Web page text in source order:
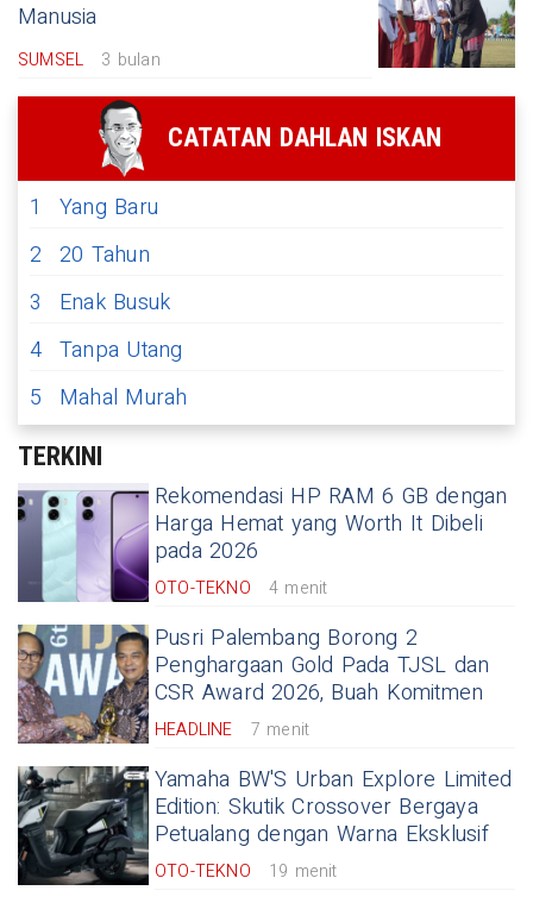
Manusia
SUMSEL 3 bulan
CATATAN DAHLAN ISKAN
1
Yang Baru
2 20 Tahun
3
Enak Busuk
4 Tanpa Utang
5
Mahal Murah
TERKINI
Rekomendasi HP RAM 6 GB dengan
Harga Hemat yang Worth It Dibeli
pada 2026
OTO-TEKNO 4 menit
Pusri Palembang Borong 2
Penghargaan Gold Pada TJSL dan
CSR Award 2026, Buah Komitmen
HEADLINE 7 menit
Yamaha BW'S Urban Explore Limited
Edition: Skutik Crossover Bergaya
Petualang dengan Warna Eksklusif
OTO-TEKNO 19 menit